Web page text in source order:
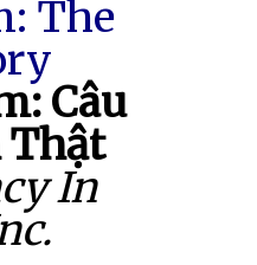
The
Câu
Thật
In